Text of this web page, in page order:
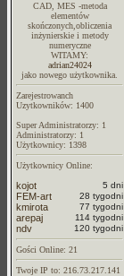
CAD, MES -metoda
elementów
skończonych,obliczenia
inżynierskie i metody
numeryczne
WITAMY:
adrian24024
jako nowego użytkownika.
Zarejestrowanch
Uzytkowników: 1400
Super Administratorzy: 1
Administratorzy: 1
Użytkownicy: 1398
Użytkownicy Online:
kojot 5 dni
FEM-art 28 tygodni
kmirota 77 tygodni
arepaj 114 tygodni
ndv 120 tygodni
Gości Online: 21
Twoje IP to: 216.73.217.141